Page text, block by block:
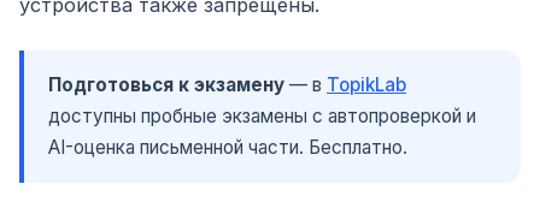
устройства также запрещены.
Подготовься к экзамену — в TopikLab
доступны пробные экзамены с автопроверкой и
AI-оценка письменной части. Бесплатно.